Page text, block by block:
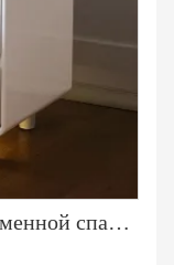
Прикроватная тумбочка современной спальни отеля Умный Белый Тумбочка со светодиодной подсветкой Умный Ночь Стоять